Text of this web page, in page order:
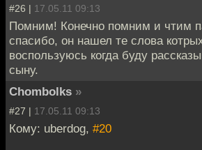
#26 | 17.05.11 09:13
Помним! Конечно помним и чтим
спасибо, он нашел те слова
воспользуюсь когда буду
сыну.
Chombolks »
#27 | 17.05.11 09:13
Кому: uberdog, #20